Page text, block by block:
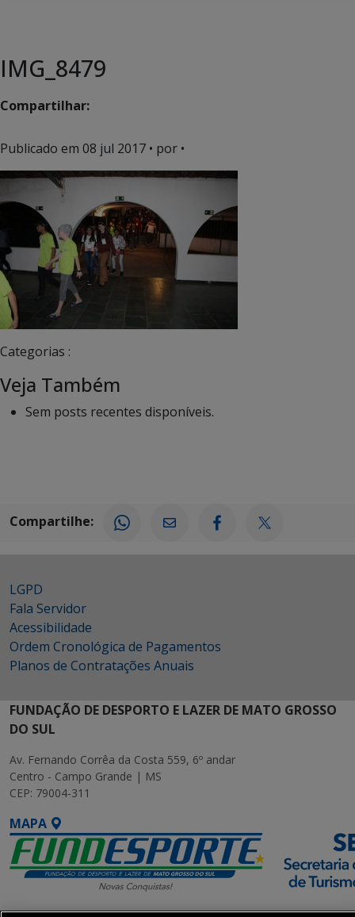
IMG_8479
Compartilhar:
Publicado em 08 jul 2017 • por •
Categorias :
Veja Também
Sem posts recentes disponíveis.
Compartilhe:
LGPD
Fala Servidor
Acessibilidade
Ordem Cronológica de Pagamentos
Planos de Contratações Anuais
FUNDAÇÃO DE DESPORTO E LAZER DE MATO GROSSO
DO SUL
Av. Fernando Corrêa da Costa 559, 6º andar
Centro - Campo Grande | MS
CEP: 79004-311
MAPA